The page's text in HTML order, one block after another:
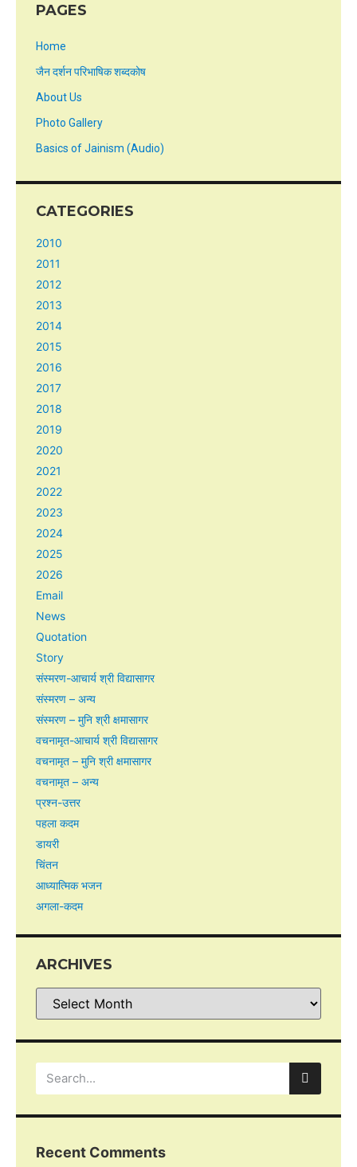
PAGES
Home
जैन दर्शन परिभाषिक शब्दकोष
About Us
Photo Gallery
Basics of Jainism (Audio)
CATEGORIES
2010
2011
2012
2013
2014
2015
2016
2017
2018
2019
2020
2021
2022
2023
2024
2025
2026
Email
News
Quotation
Story
संस्मरण-आचार्य श्री विद्यासागर
संस्मरण – अन्य
संस्मरण – मुनि श्री क्षमासागर
वचनामृत-आचार्य श्री विद्यासागर
वचनामृत – मुनि श्री क्षमासागर
वचनामृत – अन्य
प्रश्न-उत्तर
पहला कदम
डायरी
चिंतन
आध्यात्मिक भजन
अगला-कदम
ARCHIVES
Recent Comments